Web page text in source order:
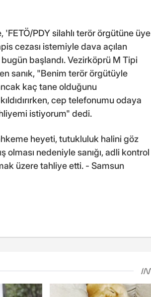
PDY silahlı terör örgütüne üye
cezası istemiyle dava açılan
başlandı. Vezirköprü M Tipi
sanık, "Benim terör örgütüyle
kaç tane olduğunu
cep telefonumu odaya
istiyorum" dedi.
heyeti, tutukluluk halini göz
nedeniyle sanığı, adli kontrol
üzere tahliye etti. - Samsun